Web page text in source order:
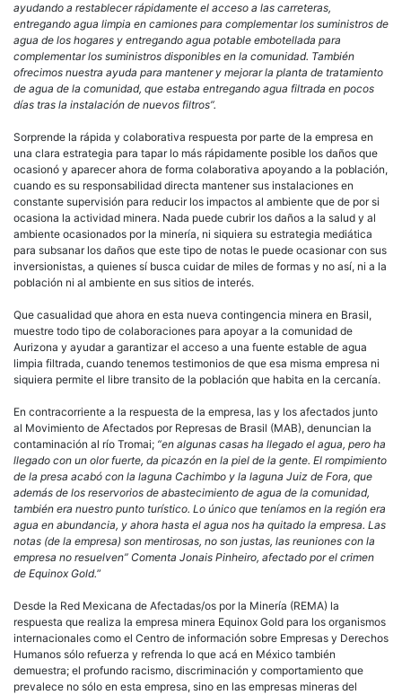
ayudando a restablecer rápidamente el acceso a las carreteras,
entregando agua limpia en camiones para complementar los suministros de
agua de los hogares y entregando agua potable embotellada para
complementar los suministros disponibles en la comunidad. También
ofrecimos nuestra ayuda para mantener y mejorar la planta de tratamiento
de agua de la comunidad, que estaba entregando agua filtrada en pocos
días tras la instalación de nuevos filtros”.
Sorprende la rápida y colaborativa respuesta por parte de la empresa en
una clara estrategia para tapar lo más rápidamente posible los daños que
ocasionó y aparecer ahora de forma colaborativa apoyando a la población,
cuando es su responsabilidad directa mantener sus instalaciones en
constante supervisión para reducir los impactos al ambiente que de por si
ocasiona la actividad minera. Nada puede cubrir los daños a la salud y al
ambiente ocasionados por la minería, ni siquiera su estrategia mediática
para subsanar los daños que este tipo de notas le puede ocasionar con sus
inversionistas, a quienes sí busca cuidar de miles de formas y no así, ni a la
población ni al ambiente en sus sitios de interés.
Que casualidad que ahora en esta nueva contingencia minera en Brasil,
muestre todo tipo de colaboraciones para apoyar a la comunidad de
Aurizona y ayudar a garantizar el acceso a una fuente estable de agua
limpia filtrada, cuando tenemos testimonios de que esa misma empresa ni
siquiera permite el libre transito de la población que habita en la cercanía.
En contracorriente a la respuesta de la empresa, las y los afectados junto
al Movimiento de Afectados por Represas de Brasil (MAB), denuncian la
contaminación al río Tromai; “en algunas casas ha llegado el agua, pero ha
llegado con un olor fuerte, da picazón en la piel de la gente. El rompimiento
de la presa acabó con la laguna Cachimbo y la laguna Juiz de Fora, que
además de los reservorios de abastecimiento de agua de la comunidad,
también era nuestro punto turístico. Lo único que teníamos en la región era
agua en abundancia, y ahora hasta el agua nos ha quitado la empresa. Las
notas (de la empresa) son mentirosas, no son justas, las reuniones con la
empresa no resuelven” Comenta Jonais Pinheiro, afectado por el crimen
de Equinox Gold.”
Desde la Red Mexicana de Afectadas/os por la Minería (REMA) la
respuesta que realiza la empresa minera Equinox Gold para los organismos
internacionales como el Centro de información sobre Empresas y Derechos
Humanos sólo refuerza y refrenda lo que acá en México también
demuestra; el profundo racismo, discriminación y comportamiento que
prevalece no sólo en esta empresa, sino en las empresas mineras del